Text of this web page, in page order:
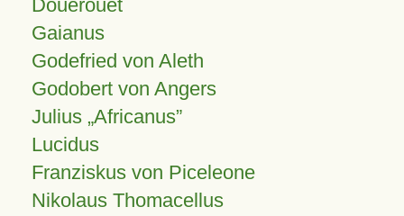
Douerouet
Gaianus
Godefried von Aleth
Godobert von Angers
Julius Africanus
Lucidus
Franziskus von Piceleone
Nikolaus Thomacellus